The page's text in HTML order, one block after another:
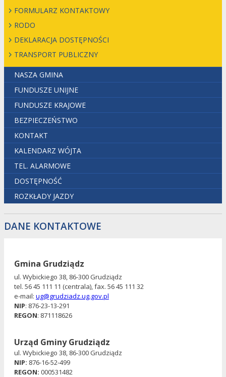
FORMULARZ KONTAKTOWY
RODO
DEKLARACJA DOSTĘPNOŚCI
TRANSPORT PUBLICZNY
NASZA GMINA
FUNDUSZE UNIJNE
FUNDUSZE KRAJOWE
BEZPIECZEŃSTWO
KONTAKT
KALENDARZ WÓJTA
TEL. ALARMOWE
DOSTĘPNOŚĆ
ROZKŁADY JAZDY
DANE KONTAKTOWE
Gmina Grudziądz
ul. Wybickiego 38, 86-300 Grudziądz
tel. 56 45 111 11 (centrala), fax. 56 45 111 32
e-mail: ug@grudziadz.ug.gov.pl
NIP: 876-23-13-291
REGON: 871118626
Urząd Gminy Grudziądz
ul. Wybickiego 38, 86-300 Grudziądz
NIP: 876-16-52-499
REGON: 000531482